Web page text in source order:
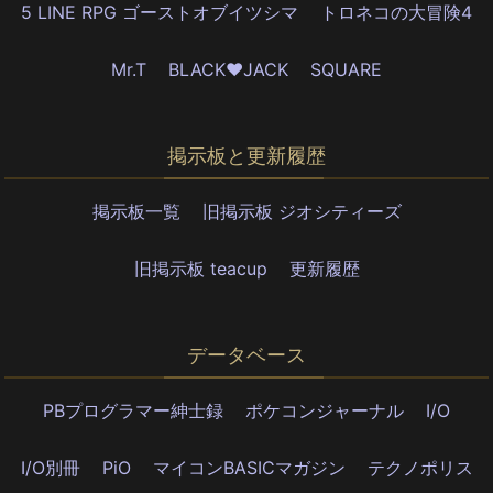
5 LINE RPG ゴーストオブイツシマ トロネコの大冒険4
Mr.T BLACK♥JACK SQUARE
掲示板と更新履歴
掲示板一覧 旧掲示板 ジオシティーズ
旧掲示板 teacup 更新履歴
データベース
PBプログラマー紳士録 ポケコンジャーナル I/O
I/O別冊 PiO マイコンBASICマガジン テクノポリス